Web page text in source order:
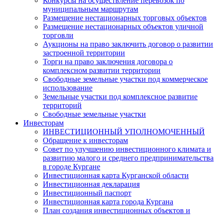
муниципальным маршрутам
Размещение нестационарных торговых объектов
Размещение нестационарных объектов уличной
торговли
Аукционы на право заключить договор о развитии
застроенной территории
Торги на право заключения договора о
комплексном развитии территории
Свободные земельные участки под коммерческое
использование
Земельные участки под комплексное развитие
территорий
Свободные земельные участки
Инвесторам
ИНВЕСТИЦИОННЫЙ УПОЛНОМОЧЕННЫЙ
Обращение к инвесторам
Совет по улучшению инвестиционного климата и
развитию малого и среднего предпринимательства
в городе Кургане
Инвестиционная карта Курганской области
Инвестиционная декларация
Инвестиционный паспорт
Инвестиционная карта города Кургана
План создания инвестиционных объектов и